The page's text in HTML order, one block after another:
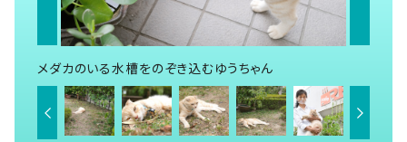
メダカのいる水槽をのぞき込むゆうちゃん